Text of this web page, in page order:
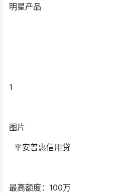
明星产品
1
图片
平安普惠信用贷
最高额度：100万